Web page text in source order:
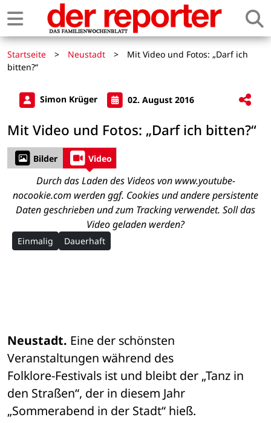
Startseite > Neustadt >
Mit Video und Fotos: „Darf ich
bitten?“
Simon Krüger 02. August 2016
Mit Video und Fotos: „Darf ich bitten?“
Bilder Video
Durch das Laden des Videos von www.youtube-
nocookie.com werden ggf. Cookies und andere persistente
Daten geschrieben und zum Tracking verwendet. Soll das
Video geladen werden?
Einmalig Dauerhaft
Neustadt. Eine der schönsten
Veranstaltungen während des
Folklore-Festivals ist und bleibt der „Tanz in
den Straßen“, der in diesem Jahr
„Sommerabend in der Stadt“ hieß.